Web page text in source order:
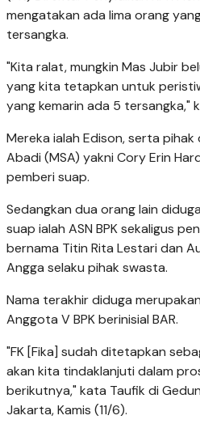
mengatakan ada lima orang
tersangka.
"Kita ralat, mungkin Mas Jubir
yang kita tetapkan untuk
yang kemarin ada 5 tersangka,"
Mereka ialah Edison, serta pihak
Abadi (MSA) yakni Cory Erin
pemberi suap.
Sedangkan dua orang lain
suap ialah ASN BPK sekaligus
bernama Titin Rita Lestari dan
Angga selaku pihak swasta.
Nama terakhir diduga
Anggota V BPK berinisial BAR.
"FK [Fika] sudah ditetapkan
akan kita tindaklanjuti dalam
berikutnya," kata Taufik di
Jakarta, Kamis (11/6).